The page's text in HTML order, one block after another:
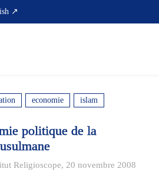
↗
economie islam
politique de la
Religioscope, 20 novembre 2008